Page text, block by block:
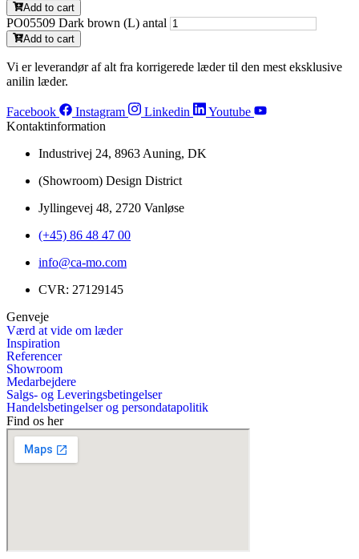
Add to cart
PO05509 Dark brown (L) antal
Add to cart
Vi er leverandør af alt fra korrigerede læder til den mest eksklusive
anilin læder.
Facebook Instagram Linkedin
Youtube
Kontaktinformation
Industrivej 24, 8963 Auning, DK
(Showroom) Design District
Jyllingevej 48, 2720 Vanløse
(+45) 86 48 47 00
info@ca-mo.com
CVR: 27129145
Genveje
Værd at vide om læder
Inspiration
Referencer
Showroom
Medarbejdere
Salgs- og Leveringsbetingelser
Handelsbetingelser og persondatapolitik
Find os her